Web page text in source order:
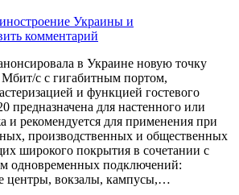
Украины и
комментарий
в Украине новую точку
Мбит/с с гигабитным портом,
и функцией гостевого
предназначена для настенного или
и рекомендуется для применения при
производственных и общественных
широкого покрытия в сочетании с
одновременных подключений:
центры, вокзалы, кампусы,…